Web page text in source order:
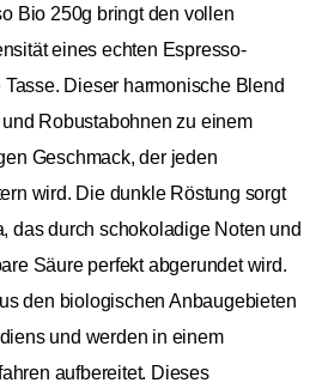
Bio 250g bringt den vollen
eines echten Espresso-
Dieser harmonische Blend
Robustabohnen zu einem
Geschmack, der jeden
wird. Die dunkle Röstung sorgt
das durch schokoladige Noten und
Säure perfekt abgerundet wird.
den biologischen Anbaugebieten
und werden in einem
aufbereitet. Dieses